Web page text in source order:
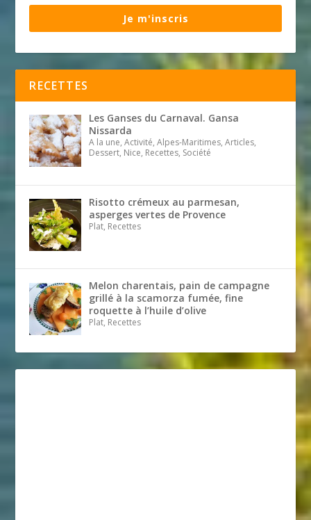
Je m'inscris
RECETTES
Les Ganses du Carnaval. Gansa
Nissarda
A la une, Activité, Alpes-Maritimes, Articles,
Dessert, Nice, Recettes, Société
Risotto crémeux au parmesan,
asperges vertes de Provence
Plat, Recettes
Melon charentais, pain de campagne
grillé à la scamorza fumée, fine
roquette à l’huile d’olive
Plat, Recettes